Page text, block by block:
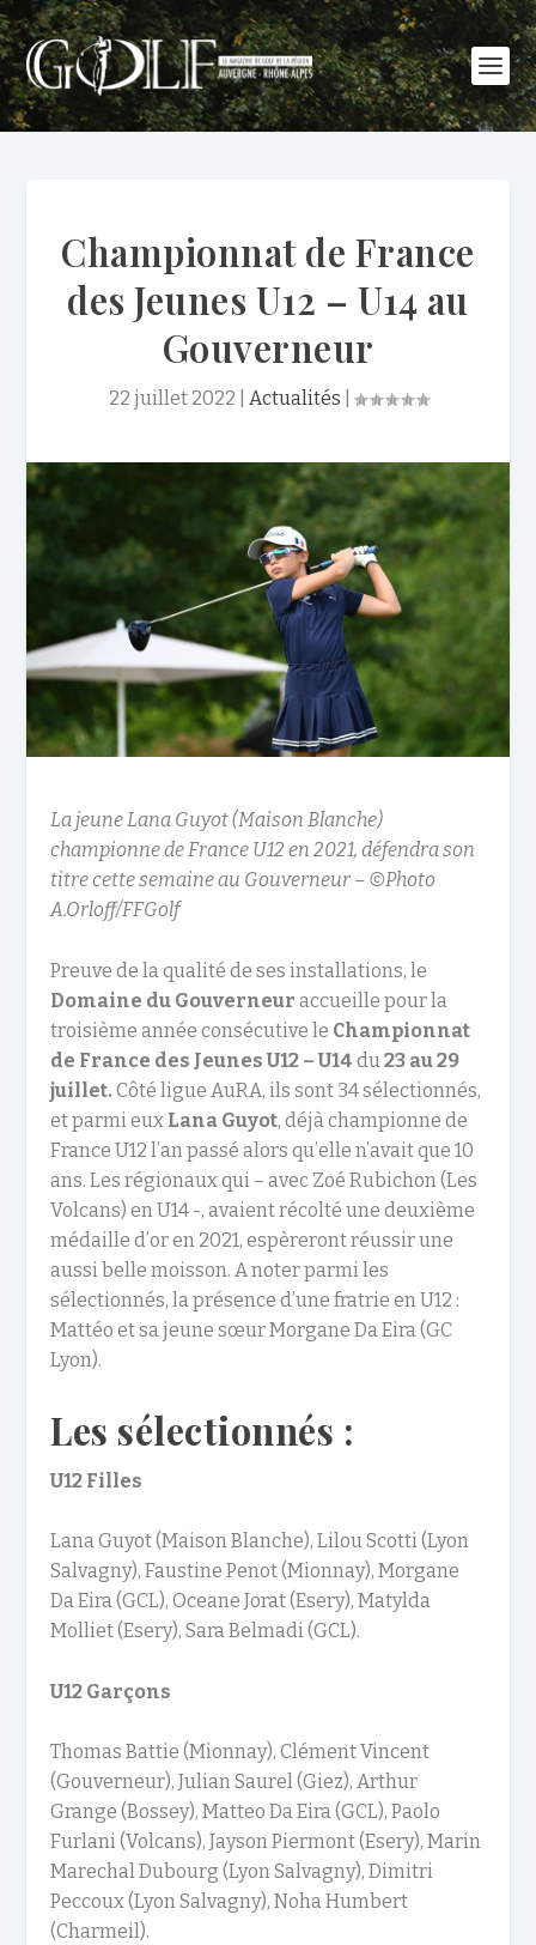
Championnat de France
des Jeunes U12 – U14 au
Gouverneur
22 juillet 2022 Actualités
La jeune Lana Guyot (Maison Blanche)
championne de France U12 en 2021, défendra son
titre cette semaine au Gouverneur – ©Photo
A.Orloff/FFGolf
Preuve de la qualité de ses installations, le
Domaine du Gouverneur accueille pour la
troisième année consécutive le Championnat
de France des Jeunes U12 – U14 du23 au 29
juillet.Côté ligue AuRA, ils sont 34 sélectionnés,
et parmi eux Lana Guyot, déjà championne de
France U12 l’an passé alors qu’elle n’avait que 10
ans. Les régionaux qui – avec Zoé Rubichon (Les
Volcans) en U14 -, avaient récolté une deuxième
médaille d’or en 2021, espèreront réussir une
aussi belle moisson. A noter parmi les
sélectionnés, la présence d’une fratrie en U12 :
Mattéo et sa jeune sœur Morgane Da Eira (GC
Lyon).
Les sélectionnés :
U12 Filles
Lana Guyot (Maison Blanche), Lilou Scotti (Lyon
Salvagny), Faustine Penot (Mionnay), Morgane
Da Eira (GCL), Oceane Jorat (Esery), Matylda
Molliet (Esery), Sara Belmadi (GCL).
U12 Garçons
Thomas Battie (Mionnay), Clément Vincent
(Gouverneur), Julian Saurel (Giez), Arthur
Grange (Bossey), Matteo Da Eira (GCL), Paolo
Furlani (Volcans), Jayson Piermont (Esery), Marin
Marechal Dubourg (Lyon Salvagny), Dimitri
Peccoux (Lyon Salvagny), Noha Humbert
(Charmeil).